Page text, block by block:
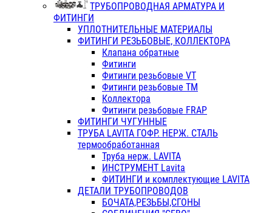
ТРУБОПРОВОДНАЯ АРМАТУРА И
ФИТИНГИ
УПЛОТНИТЕЛЬНЫЕ МАТЕРИАЛЫ
ФИТИНГИ РЕЗЬБОВЫЕ, КОЛЛЕКТОРА
Клапана обратные
Фитинги
Фитинги резьбовые VT
Фитинги резьбовые ТМ
Коллектора
Фитинги резьбовые FRAP
ФИТИНГИ ЧУГУННЫЕ
ТРУБА LAVITA ГОФР. НЕРЖ. СТАЛЬ
термообработанная
Труба нерж. LAVITA
ИНСТРУМЕНТ Lavita
ФИТИНГИ и комплектующие LAVITA
ДЕТАЛИ ТРУБОПРОВОДОВ
БОЧАТА,РЕЗЬБЫ,СГОНЫ